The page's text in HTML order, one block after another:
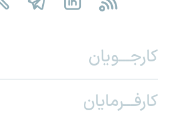
کارجـــویان
کارفـــرمایان